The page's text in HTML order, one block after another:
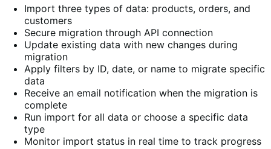
Import three types of data: products, orders, and
customers
Secure migration through API connection
Update existing data with new changes during
migration
Apply filters by ID, date, or name to migrate specific
data
Receive an email notification when the migration is
complete
Run import for all data or choose a specific data
type
Monitor import status in real time to track progress